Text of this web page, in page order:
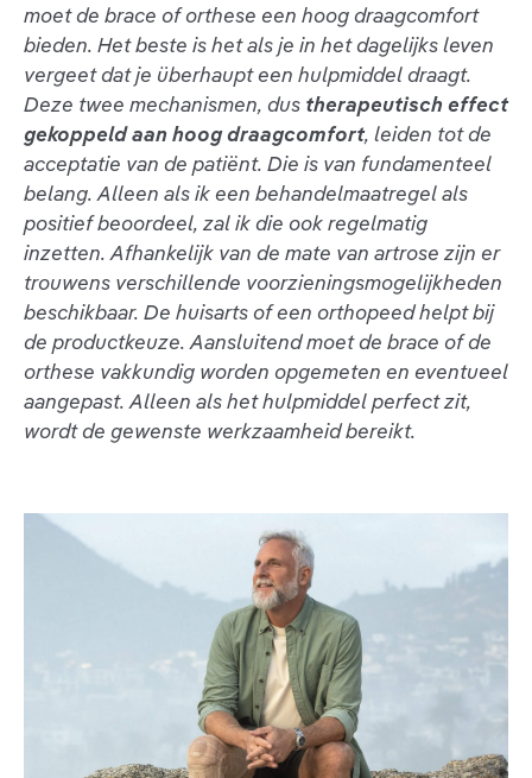
moet de brace of orthese een hoog draagcomfort
bieden. Het beste is het als je in het dagelijks leven
vergeet dat je überhaupt een hulpmiddel draagt.
Deze twee mechanismen, dus therapeutisch effect
gekoppeld aan hoog draagcomfort, leiden tot de
acceptatie van de patiënt. Die is van fundamenteel
belang. Alleen als ik een behandelmaatregel als
positief beoordeel, zal ik die ook regelmatig
inzetten. Afhankelijk van de mate van artrose zijn er
trouwens verschillende voorzieningsmogelijkheden
beschikbaar. De huisarts of een orthopeed helpt bij
de productkeuze. Aansluitend moet de brace of de
orthese vakkundig worden opgemeten en eventueel
aangepast. Alleen als het hulpmiddel perfect zit,
wordt de gewenste werkzaamheid bereikt.